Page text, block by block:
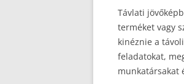
Távlati
terméket vagy
kinéznie a
feladatokat,
munkatársakat